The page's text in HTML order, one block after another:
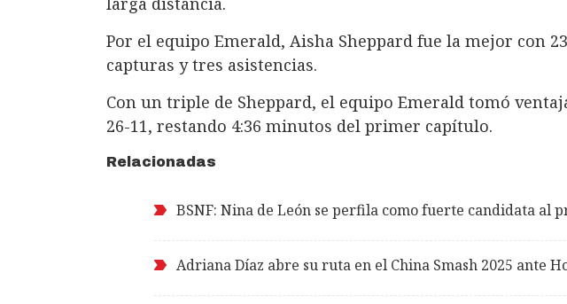
Por el equipo Emerald, Aisha Sheppard fue la mejor con
capturas y tres asistencias.
Con un triple de Sheppard, el equipo Emerald tomó
26-11, restando 4:36 minutos del primer capítulo.
Relacionadas
BSNF: Nina de León se perfila como fuerte candidata al
Adriana Díaz abre su ruta en el China Smash 2025 ante